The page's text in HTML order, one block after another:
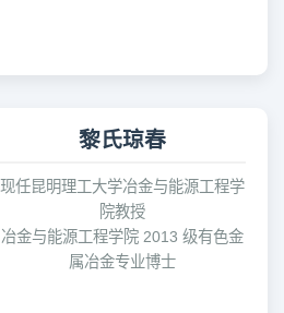
黎氏琼春
现任昆明理工大学冶金与能源工程学
院教授
冶金与能源工程学院 2013 级有色金
属冶金专业博士